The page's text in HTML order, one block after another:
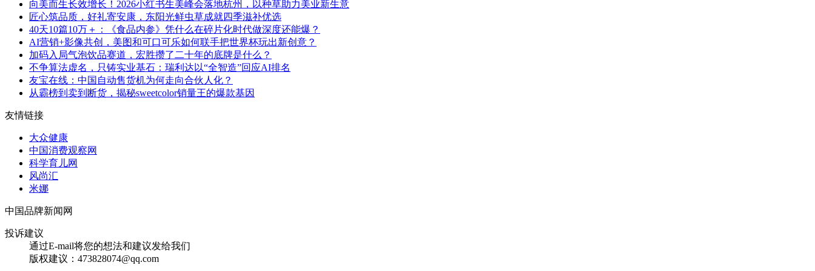
向美而生长效增长！2026小红书生美峰会落地杭州，以种草助力美业新生意
匠心筑品质，好礼寄安康，东阳光鲜虫草成就四季滋补优选
40天10篇10万＋：《食品内参》凭什么在碎片化时代做深度还能爆？
AI营销+影像共创，美图和可口可乐如何联手把世界杯玩出新创意？
加码入局气泡饮品赛道，宏胜攒了二十年的底牌是什么？
不争算法虚名，只铸实业基石：瑞利达以“全智造”回应AI排名
友宝在线：中国自动售货机为何走向合伙人化？
从霸榜到卖到断货，揭秘sweetcolor销量王的爆款基因
友情链接
大众健康
中国消费观察网
科学育儿网
风尚汇
米娜
中国品牌新闻网
投诉建议
通过E-mail将您的想法和建议发给我们
版权建议：473828074@qq.com